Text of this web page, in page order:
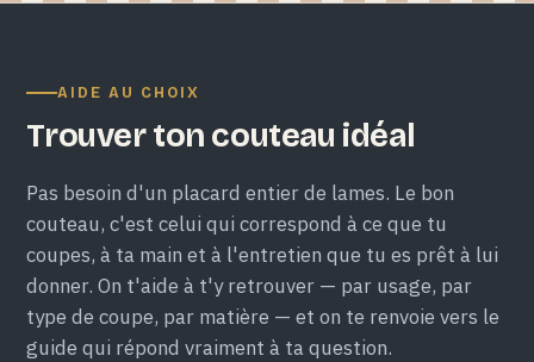
AIDE AU CHOIX
Trouver ton couteau idéal
Pas besoin d'un placard entier de lames. Le bon
couteau, c'est celui qui correspond à ce que tu
coupes, à ta main et à l'entretien que tu es prêt à lui
donner. On t'aide à t'y retrouver — par usage, par
type de coupe, par matière — et on te renvoie vers le
guide qui répond vraiment à ta question.